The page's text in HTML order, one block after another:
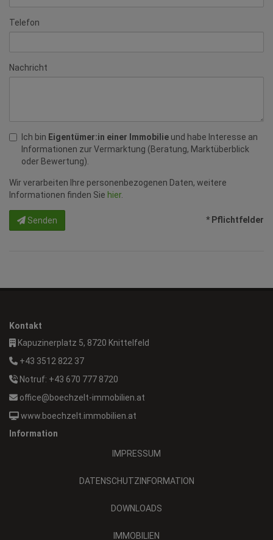
Telefon
Nachricht
Ich bin Eigentümer:in einer Immobilie und habe Interesse an
Informationen zur Vermarktung (Beratung, Marktüberblick
oder Bewertung).
Wir verarbeiten Ihre personenbezogenen Daten, weitere
Informationen finden Sie hier.
Senden * Pflichtfelder
Kontakt
Kapuzinerplatz 5, 8720 Knittelfeld
+43 3512 822 37
Notruf: +43 670 777 8720
office@boechzelt-immobilien.at
www.boechzelt.immobilien.at
Information
IMPRESSUM
DATENSCHUTZINFORMATION
DOWNLOADS
IMMOBILIEN